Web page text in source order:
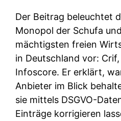
Der Beitrag beleuchtet
Monopol der Schufa
mächtigsten freien
in Deutschland vor:
Infoscore. Er erklärt,
Anbieter im Blick
sie mittels DSGVO-
Einträge korrigieren